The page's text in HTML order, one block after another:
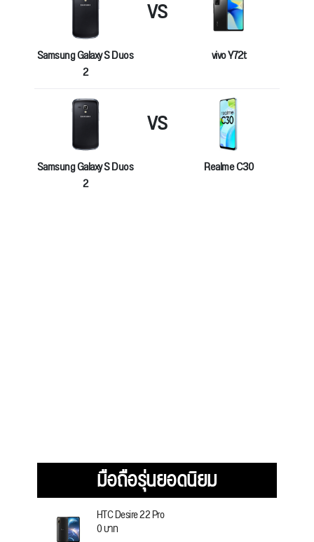
Samsung Galaxy S Duos
2
VS
vivo Y72t
Samsung Galaxy S Duos
2
VS
Realme C30
มือถือรุ่นยอดนิยม
HTC Desire 22 Pro
0 บาท